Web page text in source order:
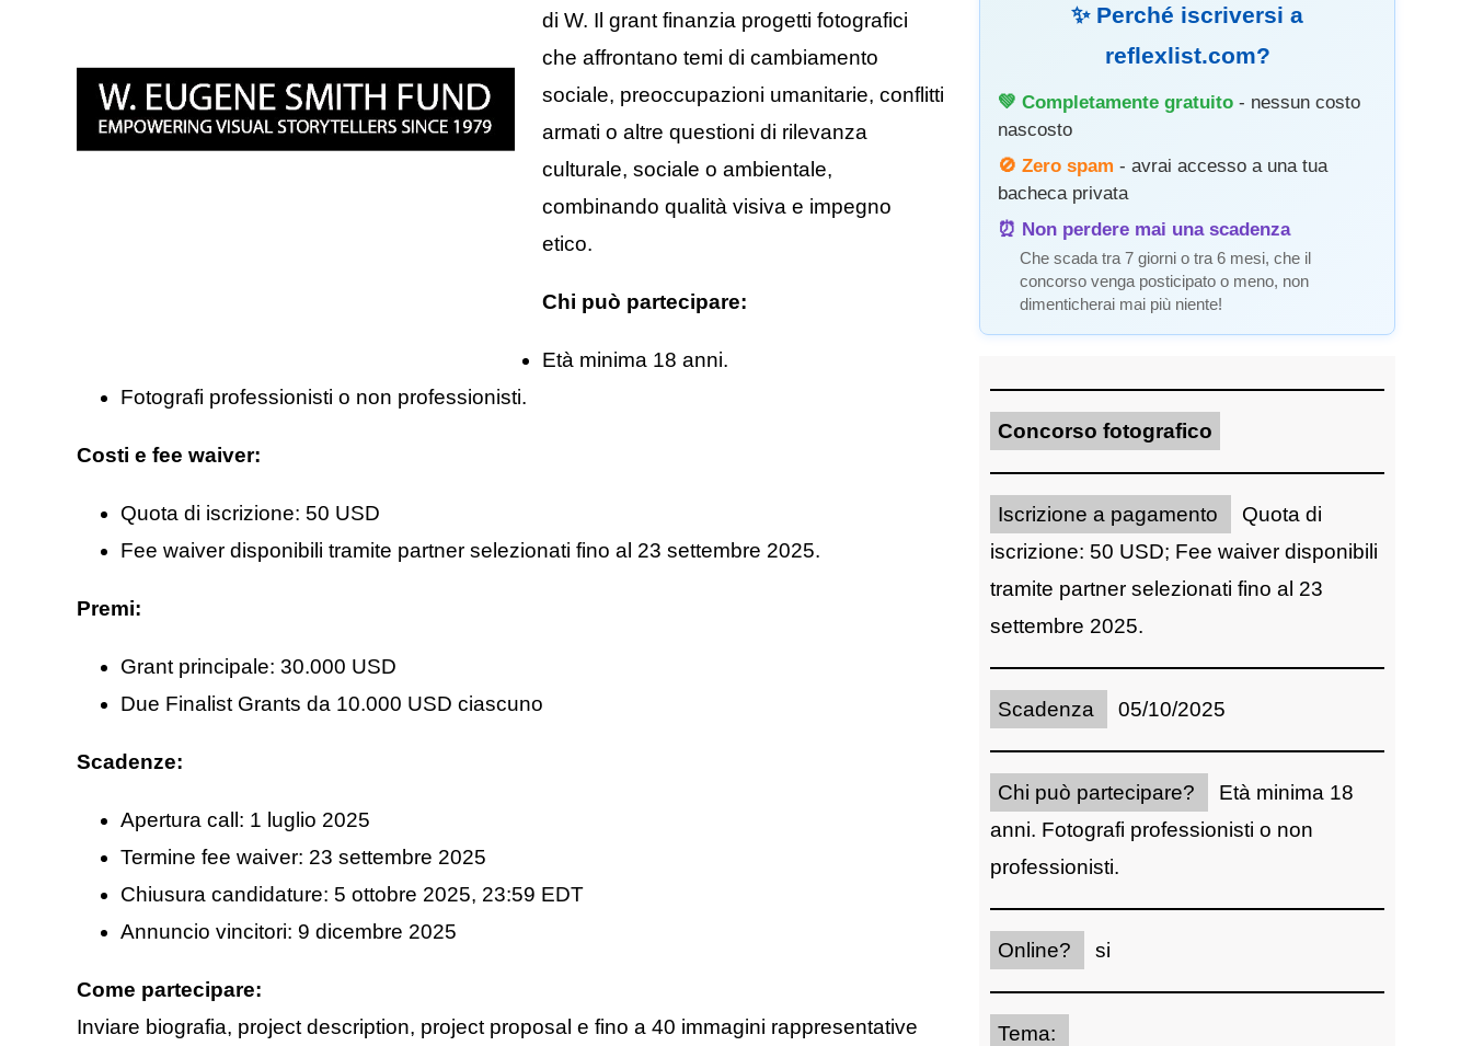
di W. Il grant finanzia progetti fotografici
che affrontano temi di cambiamento
sociale, preoccupazioni umanitarie, conflitti
armati o altre questioni di rilevanza
culturale, sociale o ambientale,
combinando qualità visiva e impegno
etico.
Chi può partecipare:
Età minima 18 anni.
Fotografi professionisti o non professionisti.
Costi e fee waiver:
Quota di iscrizione: 50 USD
Fee waiver disponibili tramite partner selezionati fino al 23 settembre 2025.
Premi:
Grant principale: 30.000 USD
Due Finalist Grants da 10.000 USD ciascuno
Scadenze:
Apertura call: 1 luglio 2025
Termine fee waiver: 23 settembre 2025
Chiusura candidature: 5 ottobre 2025, 23:59 EDT
Annuncio vincitori: 9 dicembre 2025
Come partecipare:
Inviare biografia, project description, project proposal e fino a 40 immagini rappresentative
✨ Perché iscriversi a
reflexlist.com?
💚 Completamente gratuito - nessun costo
nascosto
🚫 Zero spam - avrai accesso a una tua
bacheca privata
⏰ Non perdere mai una scadenza
Che scada tra 7 giorni o tra 6 mesi, che il
concorso venga posticipato o meno, non
dimenticherai mai più niente!
Concorso fotografico
Iscrizione a pagamento
Quota di
iscrizione: 50 USD; Fee waiver disponibili
tramite partner selezionati fino al 23
settembre 2025.
Scadenza 05/10/2025
Chi può partecipare?
Età minima 18
anni. Fotografi professionisti o non
professionisti.
Online? si
Tema: